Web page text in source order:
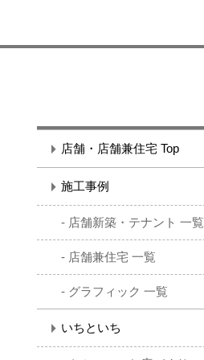
店舗・店舗兼住宅 Top
施工事例
店舗新築・テナント 一覧
店舗兼住宅 一覧
グラフィック 一覧
いちといち